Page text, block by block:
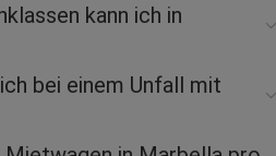
kann ich in
bei einem Unfall mit